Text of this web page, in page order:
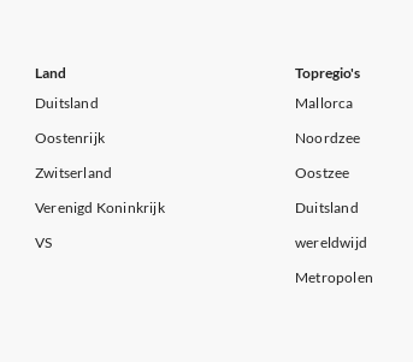
Land
Duitsland
Oostenrijk
Zwitserland
Verenigd Koninkrijk
VS
Topregio's
Mallorca
Noordzee
Oostzee
Duitsland
wereldwijd
Metropolen